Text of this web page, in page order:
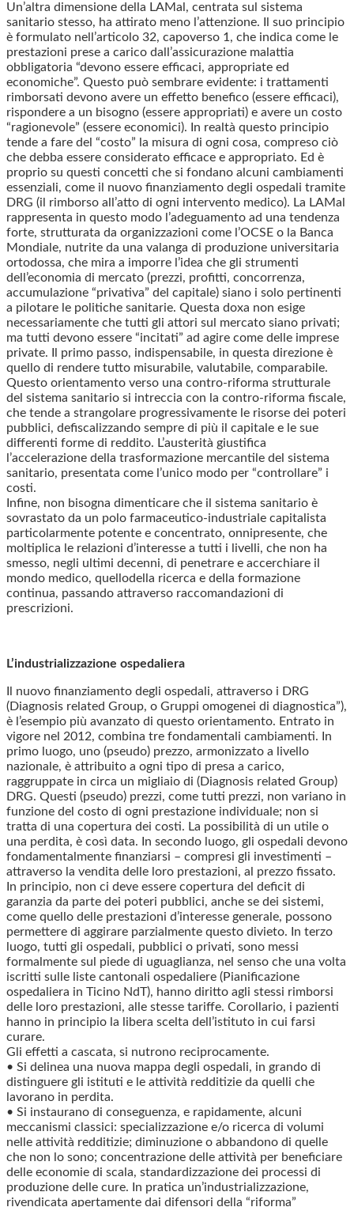
Un’altra dimensione della LAMal, centrata sul sistema
sanitario stesso, ha attirato meno l’attenzione. Il suo principio
è formulato nell’articolo 32, capoverso 1, che indica come le
prestazioni prese a carico dall’assicurazione malattia
obbligatoria “devono essere efficaci, appropriate ed
economiche”. Questo può sembrare evidente: i trattamenti
rimborsati devono avere un effetto benefico (essere efficaci),
rispondere a un bisogno (essere appropriati) e avere un costo
“ragionevole” (essere economici). In realtà questo principio
tende a fare del “costo” la misura di ogni cosa, compreso ciò
che debba essere considerato efficace e appropriato. Ed è
proprio su questi concetti che si fondano alcuni cambiamenti
essenziali, come il nuovo finanziamento degli ospedali tramite
DRG (il rimborso all’atto di ogni intervento medico). La LAMal
rappresenta in questo modo l’adeguamento ad una tendenza
forte, strutturata da organizzazioni come l’OCSE o la Banca
Mondiale, nutrite da una valanga di produzione universitaria
ortodossa, che mira a imporre l’idea che gli strumenti
dell’economia di mercato (prezzi, profitti, concorrenza,
accumulazione “privativa” del capitale) siano i solo pertinenti
a pilotare le politiche sanitarie. Questa doxa non esige
necessariamente che tutti gli attori sul mercato siano privati;
ma tutti devono essere “incitati” ad agire come delle imprese
private. Il primo passo, indispensabile, in questa direzione è
quello di rendere tutto misurabile, valutabile, comparabile.
Questo orientamento verso una contro-riforma strutturale
del sistema sanitario si intreccia con la contro-riforma fiscale,
che tende a strangolare progressivamente le risorse dei poteri
pubblici, defiscalizzando sempre di più il capitale e le sue
differenti forme di reddito. L’austerità giustifica
l’accelerazione della trasformazione mercantile del sistema
sanitario, presentata come l’unico modo per “controllare” i
costi.
Infine, non bisogna dimenticare che il sistema sanitario è
sovrastato da un polo farmaceutico-industriale capitalista
particolarmente potente e concentrato, onnipresente, che
moltiplica le relazioni d’interesse a tutti i livelli, che non ha
smesso, negli ultimi decenni, di penetrare e accerchiare il
mondo medico, quellodella ricerca e della formazione
continua, passando attraverso raccomandazioni di
prescrizioni.
L’industrializzazione ospedaliera
Il nuovo finanziamento degli ospedali, attraverso i DRG
(Diagnosis related Group, o Gruppi omogenei di diagnostica”),
è l’esempio più avanzato di questo orientamento. Entrato in
vigore nel 2012, combina tre fondamentali cambiamenti. In
primo luogo, uno (pseudo) prezzo, armonizzato a livello
nazionale, è attribuito a ogni tipo di presa a carico,
raggruppate in circa un migliaio di (Diagnosis related Group)
DRG. Questi (pseudo) prezzi, come tutti prezzi, non variano in
funzione del costo di ogni prestazione individuale; non si
tratta di una copertura dei costi. La possibilità di un utile o
una perdita, è così data. In secondo luogo, gli ospedali devono
fondamentalmente finanziarsi – compresi gli investimenti –
attraverso la vendita delle loro prestazioni, al prezzo fissato.
In principio, non ci deve essere copertura del deficit di
garanzia da parte dei poteri pubblici, anche se dei sistemi,
come quello delle prestazioni d’interesse generale, possono
permettere di aggirare parzialmente questo divieto. In terzo
luogo, tutti gli ospedali, pubblici o privati, sono messi
formalmente sul piede di uguaglianza, nel senso che una volta
iscritti sulle liste cantonali ospedaliere (Pianificazione
ospedaliera in Ticino NdT), hanno diritto agli stessi rimborsi
delle loro prestazioni, alle stesse tariffe. Corollario, i pazienti
hanno in principio la libera scelta dell’istituto in cui farsi
curare.
Gli effetti a cascata, si nutrono reciprocamente.
• Si delinea una nuova mappa degli ospedali, in grando di
distinguere gli istituti e le attività redditizie da quelli che
lavorano in perdita.
• Si instaurano di conseguenza, e rapidamente, alcuni
meccanismi classici: specializzazione e/o ricerca di volumi
nelle attività redditizie; diminuzione o abbandono di quelle
che non lo sono; concentrazione delle attività per beneficiare
delle economie di scala, standardizzazione dei processi di
produzione delle cure. In pratica un’industrializzazione,
rivendicata apertamente dai difensori della “riforma”